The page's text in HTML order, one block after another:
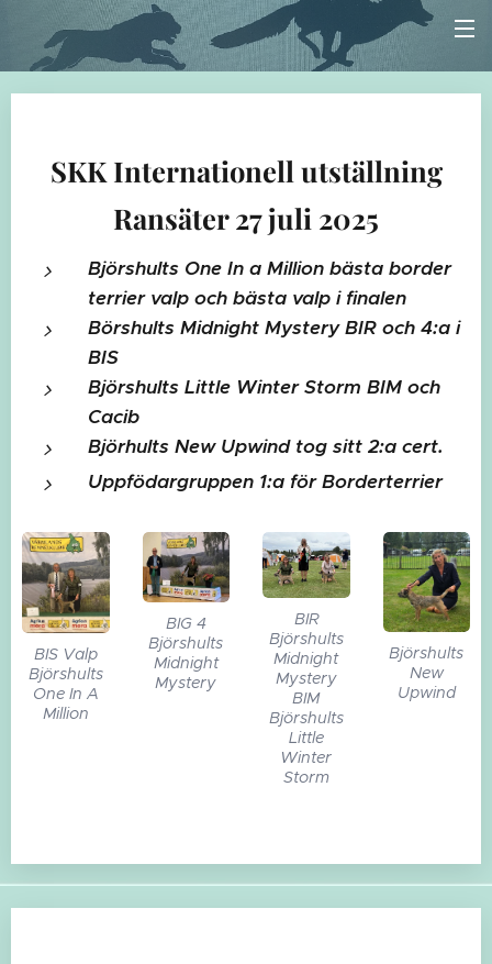
SKK Internationell utställning
Ransäter 27 juli 2025
Björshults One In a Million bästa border
terrier valp och bästa valp i finalen
Börshults Midnight Mystery BIR och 4:a i
BIS
Björshults Little Winter Storm BIM och
Cacib
Björhults New Upwind tog sitt 2:a cert.
Uppfödargruppen 1:a för Borderterrier
BIS Valp
Björshults
One In A
Million
BIG 4
Björshults
Midnight
Mystery
BIR
Björshults
Midnight
Mystery
BIM
Björshults
Little
Winter
Storm
Björshults
New
Upwind